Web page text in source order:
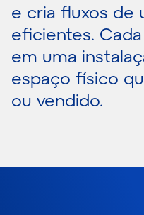
e cria fluxos de
eficientes.
em uma
espaço físico
ou vendido.